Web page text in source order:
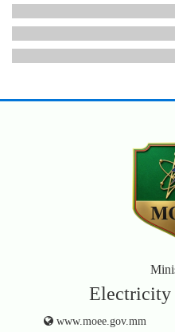
Electricity
www.moee.gov.mm